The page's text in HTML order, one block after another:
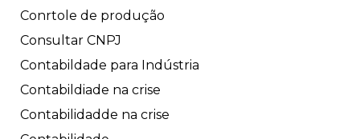
Conrtole de produção
Consultar CNPJ
Contabildade para Indústria
Contabildiade na crise
Contabilidadde na crise